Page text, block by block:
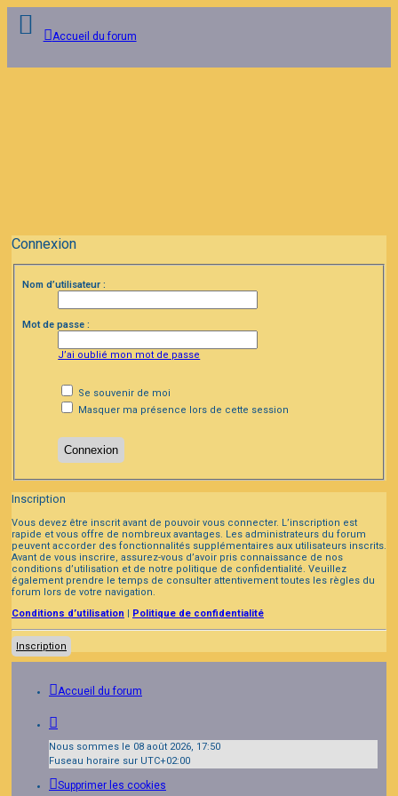
Accueil du forum
Connexion
Nom d’utilisateur :
Mot de passe :
J’ai oublié mon mot de passe
Se souvenir de moi
Masquer ma présence lors de cette session
Inscription
Vous devez être inscrit avant de pouvoir vous connecter. L’inscription est
rapide et vous offre de nombreux avantages. Les administrateurs du forum
peuvent accorder des fonctionnalités supplémentaires aux utilisateurs inscrits.
Avant de vous inscrire, assurez-vous d’avoir pris connaissance de nos
conditions d’utilisation et de notre politique de confidentialité. Veuillez
également prendre le temps de consulter attentivement toutes les règles du
forum lors de votre navigation.
Conditions d’utilisation | Politique de confidentialité
Inscription
Accueil du forum
Nous sommes le 08 août 2026, 17:50
Fuseau horaire sur UTC+02:00
Supprimer les cookies